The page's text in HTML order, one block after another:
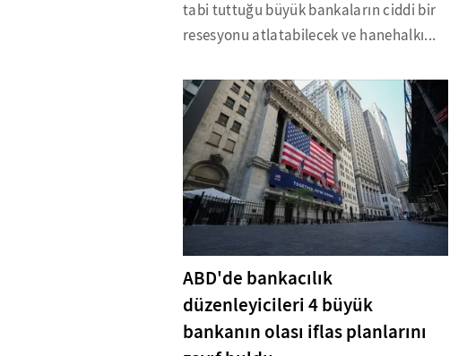
tabi tuttuğu büyük bankaların ciddi bir
resesyonu atlatabilecek ve hanehalkı...
ABD'de bankacılık
düzenleyicileri 4 büyük
bankanın olası iflas planlarını